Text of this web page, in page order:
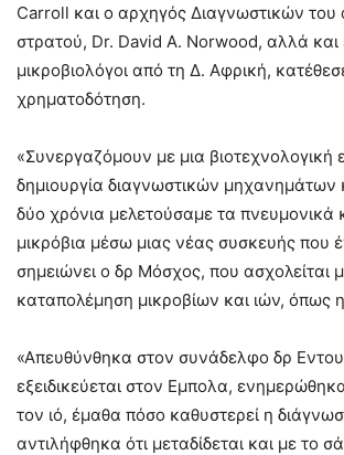
Carroll και ο αρχηγός Διαγνωστικών του
στρατού, Dr. David A. Norwood, αλλά και
μικροβιολόγοι από τη Δ. Αφρική,
χρηματοδότηση.
«Συνεργαζόμουν με μια βιοτεχνολογική
δημιουργία διαγνωστικών μηχανημάτων
δύο χρόνια μελετούσαμε τα πνευμονικά
μικρόβια μέσω μιας νέας συσκευής που
σημειώνει ο δρ Μόσχος, που ασχολείται
καταπολέμηση μικροβίων και ιών, όπως η
«Απευθύνθηκα στον συνάδελφο δρ
εξειδικεύεται στον Εμπολα,
τον ιό, έμαθα πόσο καθυστερεί η
αντιλήφθηκα ότι μεταδίδεται και με το